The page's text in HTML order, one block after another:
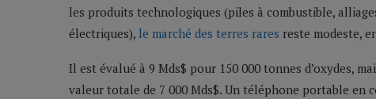
les produits technologiques (piles à combustible,
électriques), le marché des terres rares reste modeste,
Il est évalué à 9 Mds$ pour 150 000 tonnes d’oxydes,
valeur totale de 7 000 Mds$. Un téléphone portable en